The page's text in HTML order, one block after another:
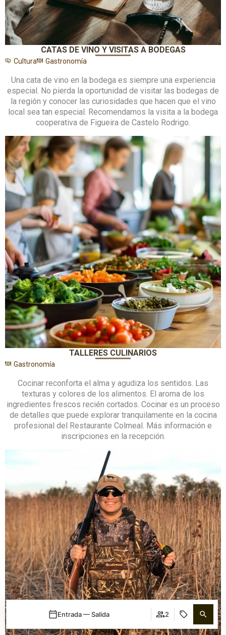
Entrada — Salida 2
CATAS DE VINO Y VISITAS A BODEGAS
Cultura Gastronomía
Una cata de vino en la bodega es siempre una experiencia
especial. No pierda la oportunidad de visitar las bodegas de
la región y conocer las curiosidades que hacen que el vino
local sea tan especial. Recomendamos la visita a la bodega
cooperativa de Figueira de Castelo Rodrigo.
TALLERES CULINARIOS
Gastronomía
Cocinar reconforta el alma y agudiza los sentidos. Las
texturas y colores de los alimentos. El aroma de los
ingredientes frescos recién cortados. Cocinar es un proceso
de detalles que puede explorar tranquilamente en la cocina
profesional del Restaurante Colmeal. Más información e
inscripciones en la recepción.